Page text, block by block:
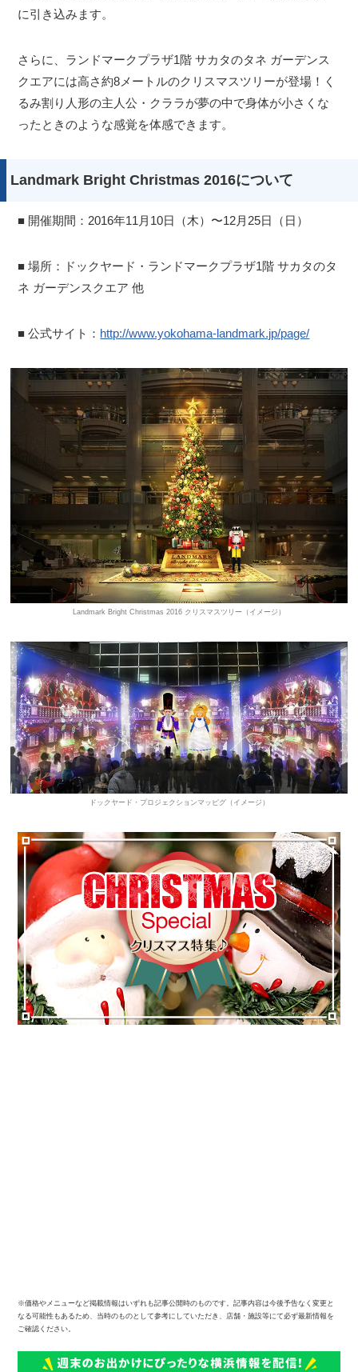
に引き込みます。
さらに、ランドマークプラザ1階 サカタのタネ ガーデンス
クエアには高さ約8メートルのクリスマスツリーが登場！く
るみ割り人形の主人公・クララが夢の中で身体が小さくな
ったときのような感覚を体感できます。
Landmark Bright Christmas 2016について
■ 開催期間：2016年11月10日（木）〜12月25日（日）
■ 場所：ドックヤード・ランドマークプラザ1階 サカタのタ
ネ ガーデンスクエア 他
■ 公式サイト： http://www.yokohama-landmark.jp/page/
Landmark Bright Christmas 2016 クリスマスツリー（イメージ）
ドックヤード・プロジェクションマッピグ（イメージ）
※価格やメニューなど掲載情報はいずれも記事公開時のものです。記事内容は今後予告なく変更と
なる可能性もあるため、当時のものとして参考にしていただき、店舗・施設等にて必ず最新情報を
ご確認ください。